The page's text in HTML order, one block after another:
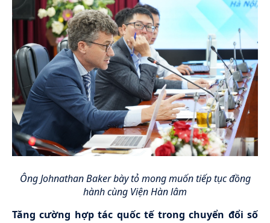
Ông Johnathan Baker bày tỏ mong muốn tiếp tục đồng
hành cùng Viện Hàn lâm
Tăng cường hợp tác quốc tế trong chuyển đổi số